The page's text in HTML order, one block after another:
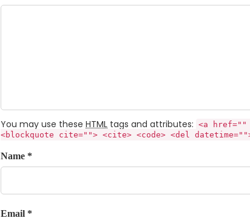
You may use these HTML tags and attributes: <a
<blockquote cite=""> <cite> <code> <del
Name *
Email *